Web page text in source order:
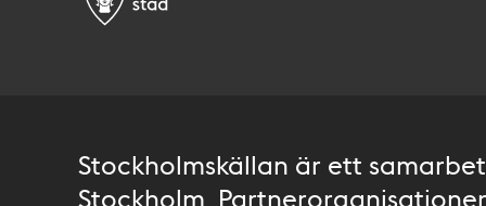
Stockholmskällan är ett
Stockholm.